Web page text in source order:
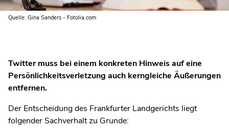
Quelle: Gina Sanders - Fotolia.com
Twitter muss bei einem konkreten Hinweis auf eine
Persönlichkeitsverletzung auch kerngleiche Äußerungen
entfernen.
Der Entscheidung des Frankfurter Landgerichts liegt
folgender Sachverhalt zu Grunde: